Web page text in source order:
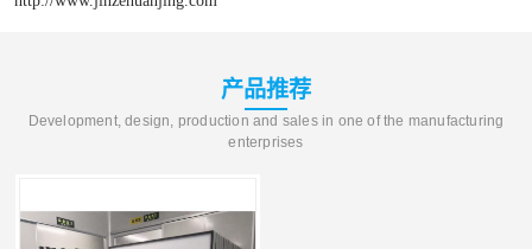
产品推荐
Development, design, production and sales in one of the manufacturing
enterprises